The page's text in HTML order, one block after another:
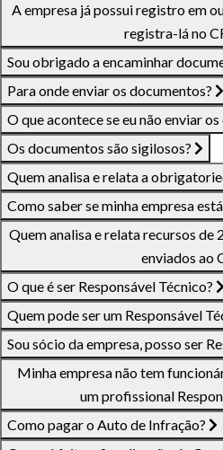
A empresa já possui registro em
registra-lá no
Sou obrigado a encaminhar
Para onde enviar os documentos?
O que acontece se eu não enviar
Os documentos são sigilosos?
Quem analisa e relata a
Como saber se minha empresa
Quem analisa e relata recursos de
enviados ao
O que é ser Responsável Técnico?
Quem pode ser um Responsável
Sou sócio da empresa, posso ser
Minha empresa não tem
um profissional
Como pagar o Auto de Infração?